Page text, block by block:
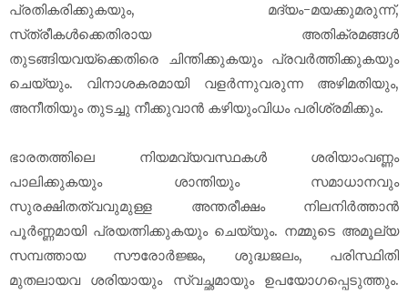
പ്രതികരിക്കുകയും, മദ്യം-മയക്കുമരുന്ന്,
സ്‌ത്രീകൾക്കെതിരായ അതിക്രമങ്ങൾ
തുടങ്ങിയവയ്‌ക്കെതിരെ ചിന്തിക്കുകയും പ്രവർത്തിക്കുകയും
ചെയ്യും. വിനാശകരമായി വളർന്നുവരുന്ന അഴിമതിയും,
അനീതിയും തുടച്ചു നീക്കുവാൻ കഴിയുംവിധം പരിശ്രമിക്കും.
ഭാരതത്തിലെ നിയമവ്യവസ്ഥകൾ ശരിയാംവണ്ണം
പാലിക്കുകയും ശാന്തിയും സമാധാനവും
സുരക്ഷിതത്വവുമുള്ള അന്തരീക്ഷം നിലനിർത്താൻ
പൂർണ്ണമായി പ്രയത്നിക്കുകയും ചെയ്യും. നമ്മുടെ അമൂല്യ
സമ്പത്തായ സൗരോർജ്ജം, ശുദ്ധജലം, പരിസ്ഥിതി
മുതലായവ ശരിയായും സ്വച്ഛമായും ഉപയോഗപ്പെടുത്തും.